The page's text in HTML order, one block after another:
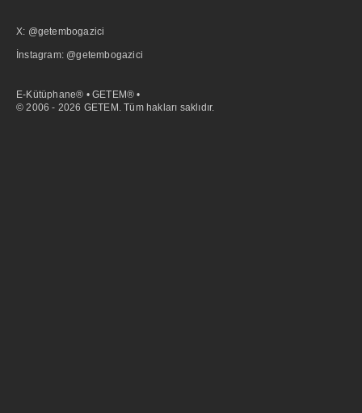
X: @getembogazici
İnstagram: @getembogazici
E-Kütüphane® • GETEM® •
© 2006 - 2026 GETEM. Tüm hakları saklıdır.